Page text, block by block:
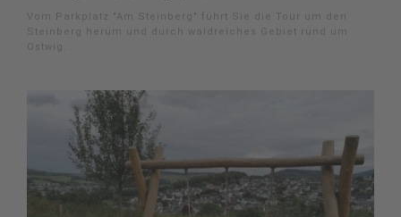
Vom Parkplatz "Am Steinberg" führt Sie die Tour um den
Steinberg herum und durch waldreiches Gebiet rund um
Ostwig.